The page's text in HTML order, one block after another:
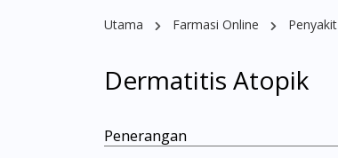
Utama Farmasi Online Penyakit
Dermatitis Atopik
Penerangan